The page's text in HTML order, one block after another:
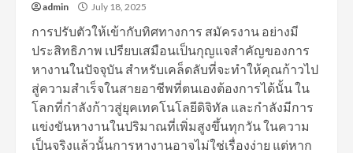
admin July 18, 2025
การปรับตัวให้เข้ากับทิศทางการ สมัครงาน อย่างมี
ประสิทธิภาพ เปรียบเสมือนเป็นกุญแจสำคัญของการ
หางานในปัจจุบัน สำหรับเคล็ดลับที่จะทำให้คุณก้าวไป
สู่ความสำเร็จในสายอาชีพที่ตนเองต้องการได้นั้น ใน
โลกที่กำลังก้าวสู่ยุคเทคโนโลยีดิจิทัล และกำลังมีการ
แข่งขันหางานในปริมาณที่เพิ่มสูงขึ้นทุกวัน ในความ
เป็นจริงแล้วนั้นการหางานอาจไม่ใช่เรื่องง่าย แต่หาก